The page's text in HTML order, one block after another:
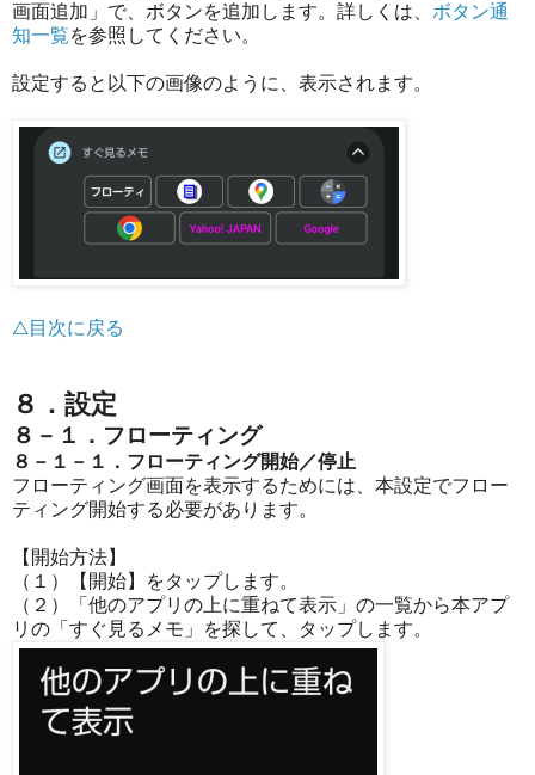
画面追加」で、ボタンを追加します。詳しくは、 ボタン通
知一覧を参照してください。
設定すると以下の画像のように、表示されます。
△目次に戻る
８．設定
８－１．フローティング
８－１－１．フローティング開始／停止
フローティング画面を表示するためには、本設定でフロー
ティング開始する必要があります。
【開始方法】
（１）【開始】をタップします。
（２）「他のアプリの上に重ねて表示」の一覧から本アプ
リの「すぐ見るメモ」を探して、タップします。